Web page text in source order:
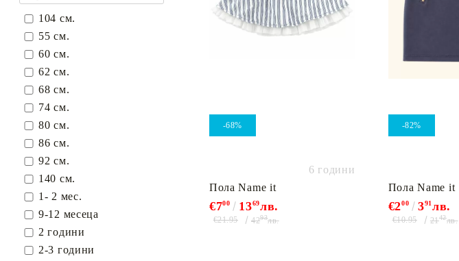
104 см.
55 см.
60 см.
62 см.
68 см.
74 см.
80 см.
86 см.
92 см.
140 см.
1- 2 мес.
9-12 месеца
2 години
2-3 години
-68%
6 години
Пола Name it
€700 1369лв.
€21.95 4293лв.
-82%
Пола Name it
€200 391лв.
€10.95 2142лв.